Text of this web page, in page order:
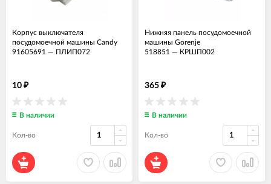
Корпус выключателя
посудомоечной машины Candy
91605691 — ПЛИП072
10 ₽
В наличии
Кол-во
Нижняя панель посудомоечной
машины Gorenje
518851 — КРШП002
365 ₽
В наличии
Кол-во